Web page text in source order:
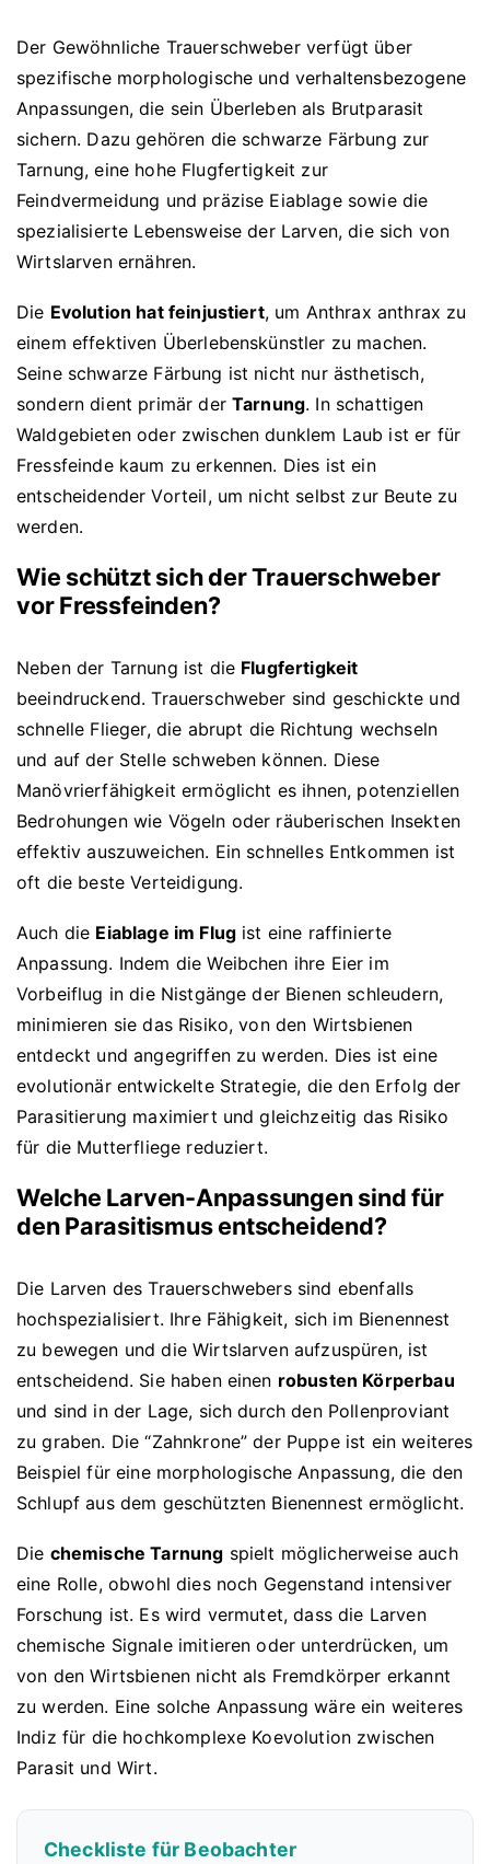
Der Gewöhnliche Trauerschweber verfügt über
spezifische morphologische und verhaltensbezogene
Anpassungen, die sein Überleben als Brutparasit
sichern. Dazu gehören die schwarze Färbung zur
Tarnung, eine hohe Flugfertigkeit zur
Feindvermeidung und präzise Eiablage sowie die
spezialisierte Lebensweise der Larven, die sich von
Wirtslarven ernähren.
Die Evolution hat feinjustiert, um Anthrax anthrax zu
einem effektiven Überlebenskünstler zu machen.
Seine schwarze Färbung ist nicht nur ästhetisch,
sondern dient primär derTarnung. In schattigen
Waldgebieten oder zwischen dunklem Laub ist er für
Fressfeinde kaum zu erkennen. Dies ist ein
entscheidender Vorteil, um nicht selbst zur Beute zu
werden.
Wie schützt sich der Trauerschweber
vor Fressfeinden?
Neben der Tarnung ist die Flugfertigkeit
beeindruckend. Trauerschweber sind geschickte und
schnelle Flieger, die abrupt die Richtung wechseln
und auf der Stelle schweben können. Diese
Manövrierfähigkeit ermöglicht es ihnen, potenziellen
Bedrohungen wie Vögeln oder räuberischen Insekten
effektiv auszuweichen. Ein schnelles Entkommen ist
oft die beste Verteidigung.
Auch die Eiablage im Flug ist eine raffinierte
Anpassung. Indem die Weibchen ihre Eier im
Vorbeiflug in die Nistgänge der Bienen schleudern,
minimieren sie das Risiko, von den Wirtsbienen
entdeckt und angegriffen zu werden. Dies ist eine
evolutionär entwickelte Strategie, die den Erfolg der
Parasitierung maximiert und gleichzeitig das Risiko
für die Mutterfliege reduziert.
Welche Larven-Anpassungen sind für
den Parasitismus entscheidend?
Die Larven des Trauerschwebers sind ebenfalls
hochspezialisiert. Ihre Fähigkeit, sich im Bienennest
zu bewegen und die Wirtslarven aufzuspüren, ist
entscheidend. Sie haben einen robusten Körperbau
und sind in der Lage, sich durch den Pollenproviant
zu graben. Die “Zahnkrone” der Puppe ist ein weiteres
Beispiel für eine morphologische Anpassung, die den
Schlupf aus dem geschützten Bienennest ermöglicht.
Die chemische Tarnung spielt möglicherweise auch
eine Rolle, obwohl dies noch Gegenstand intensiver
Forschung ist. Es wird vermutet, dass die Larven
chemische Signale imitieren oder unterdrücken, um
von den Wirtsbienen nicht als Fremdkörper erkannt
zu werden. Eine solche Anpassung wäre ein weiteres
Indiz für die hochkomplexe Koevolution zwischen
Parasit und Wirt.
Checkliste für Beobachter